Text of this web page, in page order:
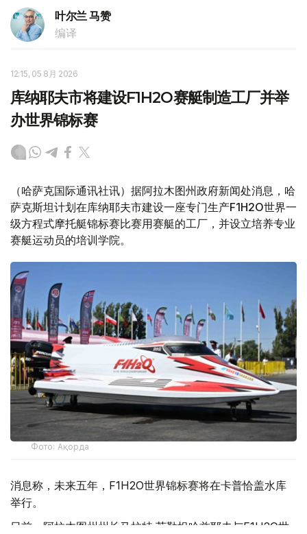
叶尔兰 马赞
编译
12:15, 05 8月 2026
库纳耶夫市将建设F1H2O赛艇制造工厂并举
办世界锦标赛
（哈萨克国际通讯社讯）据阿拉木图州政府新闻处消息，哈
萨克斯坦计划在库纳耶夫市建设一座专门生产F1H2O世界一
级方程式摩托艇锦标赛比赛用赛艇的工厂，并设立培养专业
赛艇运动员的培训学院。
Фото: Ақорда
消息称，未来五年，F1H2O世界锦标赛将在卡普恰盖水库
举行。
日前，阿拉木图州州长马拉特·苏勒坦哈兹耶夫与F1H2O世